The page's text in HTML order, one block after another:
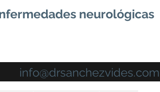
neurológicas
info@drsanchezvides.com